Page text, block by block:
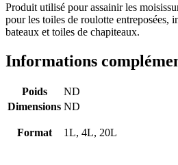
Produit utilisé pour assainir les
pour les toiles de roulotte entreposées,
bateaux et toiles de chapiteaux.
Informations
Poids
ND
Dimensions ND
Format 1L, 4L, 20L